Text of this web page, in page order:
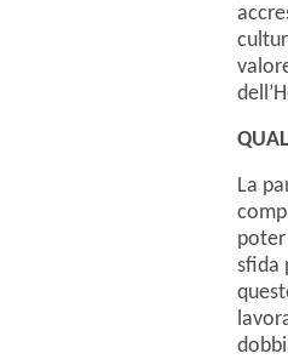
La
sfida